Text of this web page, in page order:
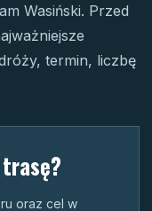
Wasiński. Przed
termin, liczbę
oraz cel w